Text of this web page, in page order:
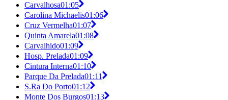
Carvalhosa01:05
Carolina Michaelis01:06
Cruz Vermelha01:07
Quinta Amarela01:08
Carvalhido01:09
Hosp. Prelada01:09
Cintura Interna01:10
Parque Da Prelada01:11
S.Ra Do Porto01:12
Monte Dos Burgos01:13